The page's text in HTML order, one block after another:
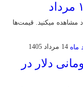
و ارز را برای پنجشنبه ۱۵ مرداد مشاهده میکنید. قیمت‌ها
14 مرداد 1405
۴۴ هزار تومانی دلار در